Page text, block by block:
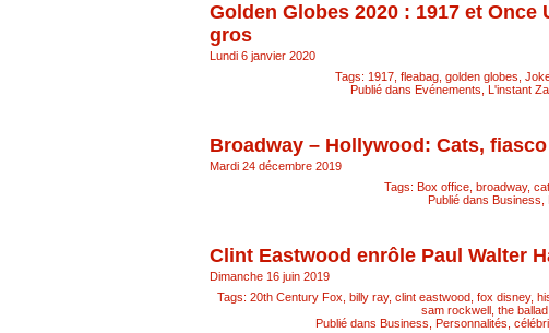
Golden Globes 2020 : 1917 et
gros
Lundi 6 janvier 2020
Tags: 1917 fleabag golden globes
Publié dans Evénements L'instant
Broadway – Hollywood: Cats,
Mardi 24 décembre 2019
Tags: Box office, broadway,
Publié dans Business
Clint Eastwood enrôle Paul Walter
Dimanche 16 juin 2019
Tags: 20th Century Fox billy ray, clint eastwood, fox disney,
sam rockwell the
Publié dans Business Personnalités,